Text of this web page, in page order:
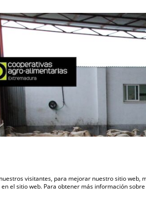
visitantes, para mejorar nuestro sitio web,
el sitio web. Para obtener más información